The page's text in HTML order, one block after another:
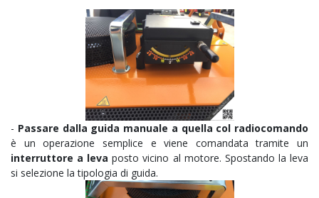
- Passare dalla guida manuale a quella col radiocomando
è un operazione semplice e viene comandata tramite un
interruttore a leva posto vicino al motore. Spostando la leva
si selezione la tipologia di guida.